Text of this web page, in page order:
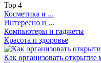
Top 4
Косметика и ...
Интересно и ...
Компьютеры и гаджеты
Красота и здоровье
Как организовать открытие